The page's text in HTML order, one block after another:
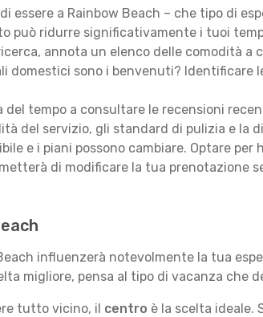
essere a Rainbow Beach – che tipo di
può ridurre significativamente i tuoi
annota un elenco delle comodità
domestici sono i benvenuti? Identificare
del tempo a consultare le recensioni
del servizio, gli standard di pulizia e la
e i piani possono cambiare. Optare
di modificare la tua prenotazione
influenzerà notevolmente la tua
migliore, pensa al tipo di vacanza che
tutto vicino, il centro è la scelta ideale.